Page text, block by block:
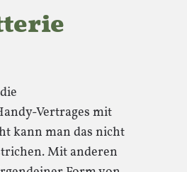
Vertrages mit
kann man das nicht
Mit anderen